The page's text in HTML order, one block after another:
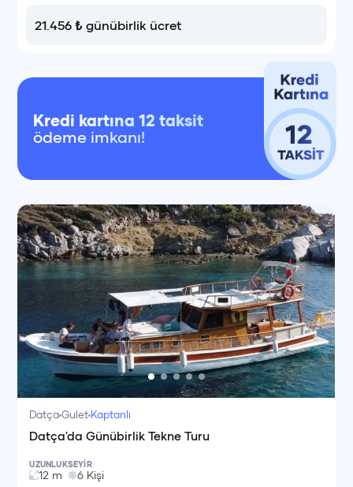
21.456 ₺ günübirlik ücret
Kredi kartına 12 taksit
ödeme imkanı!
DatçaGulet Kaptanlı
Datça'da Günübirlik Tekne Turu
UZUNLUK
12 m
SEYİR
6 Kişi